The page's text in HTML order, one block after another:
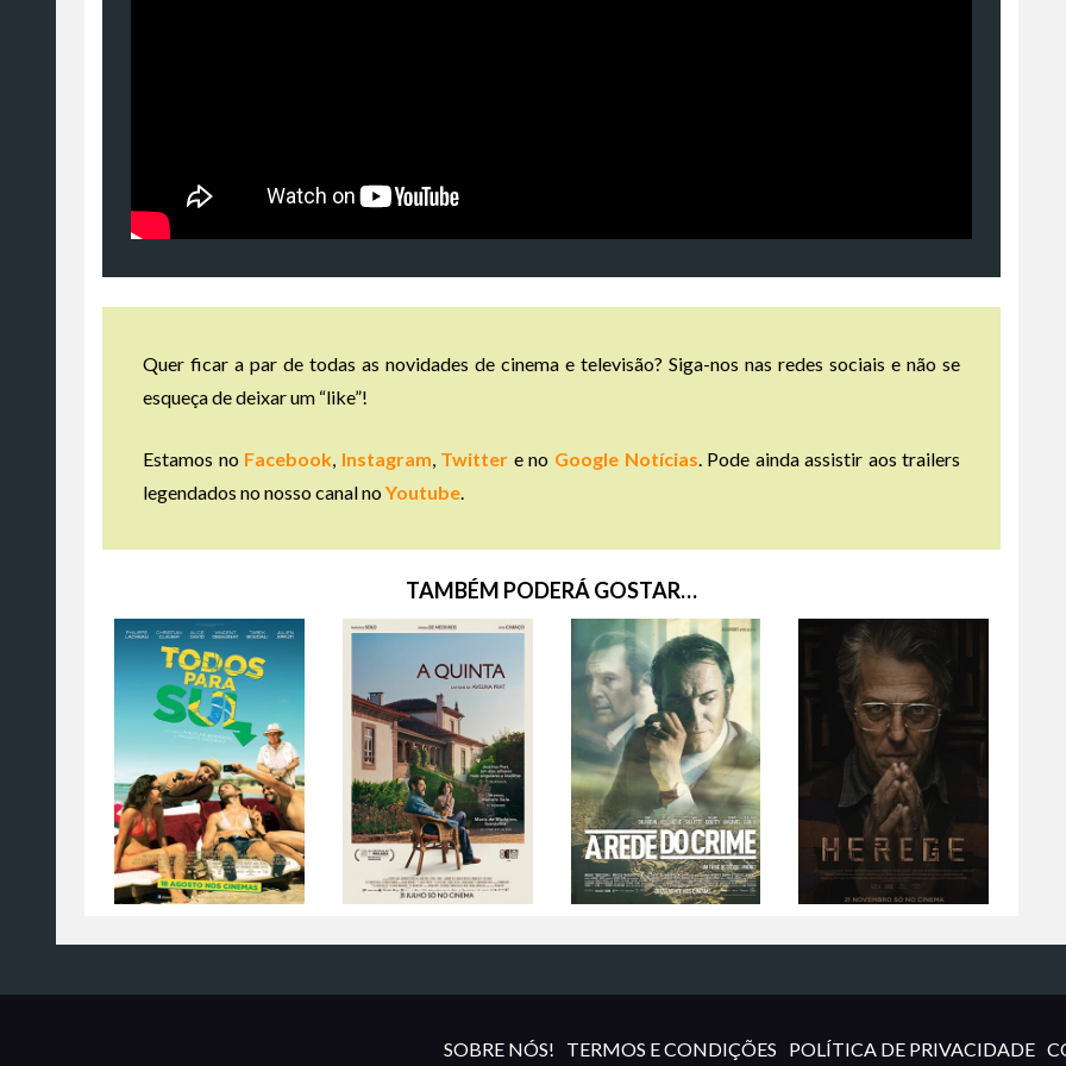
Quer ficar a par de todas as novidades de cinema e televisão? Siga-nos nas redes sociais e não se
esqueça de deixar um “like”!
Estamos no Facebook, Instagram, Twitter e no Google Notícias. Pode ainda assistir aos trailers
legendados no nosso canal noYoutube.
TAMBÉM PODERÁ GOSTAR…
SOBRE NÓS! TERMOS E CONDIÇÕES POLÍTICA DE PRIVACIDADE